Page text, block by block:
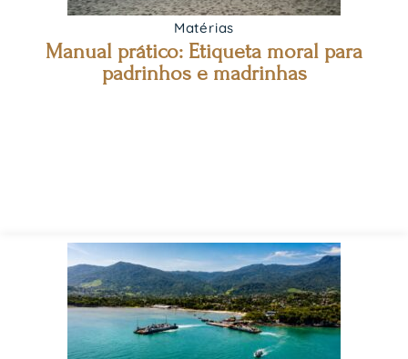
Matérias
Manual prático: Etiqueta moral para
padrinhos e madrinhas